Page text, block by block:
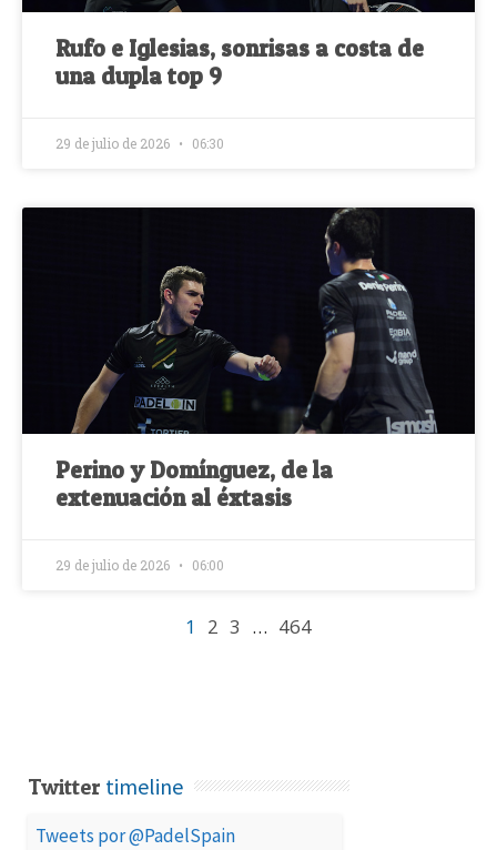
Rufo e Iglesias, sonrisas a costa de
una dupla top 9
29 de julio de 2026 06:30
Perino y Domínguez, de la
extenuación al éxtasis
29 de julio de 2026 06:00
1 2 3 … 464
Twitter timeline
Tweets por @PadelSpain